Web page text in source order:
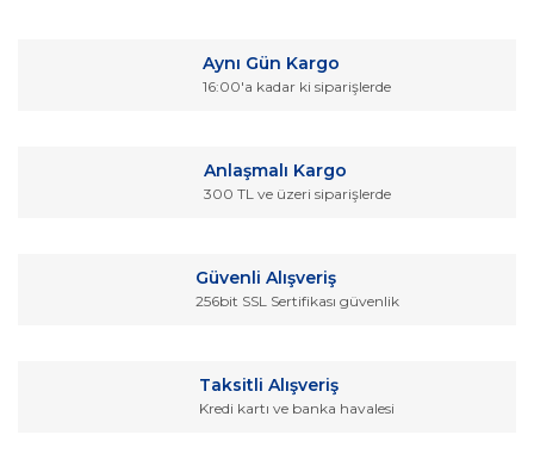
Görüş ve önerileriniz için teşekkür ederiz.
Ürün bilgilerinde hatalar bulunuyor.
Gönder
Aynı Gün Kargo
16:00'a kadar ki siparişlerde
Anlaşmalı Kargo
300 TL ve üzeri siparişlerde
Güvenli Alışveriş
256bit SSL Sertifikası güvenlik
Taksitli Alışveriş
Kredi kartı ve banka havalesi